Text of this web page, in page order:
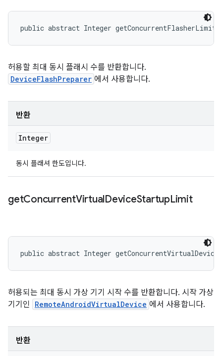
public abstract Integer getConcurrentFlasherLimit
허용할 최대 동시 플래시 수를 반환합니다.
DeviceFlashPreparer 에서 사용합니다.
반환
Integer
동시 플래셔 한도입니다.
getConcurrentVirtualDeviceStartupLimit
public abstract Integer
허용되는 최대 동시 가상 기기 시작 수를 반환합니다. 시작 가상
기기인
RemoteAndroidVirtualDevice 에서 사용합니다.
반환